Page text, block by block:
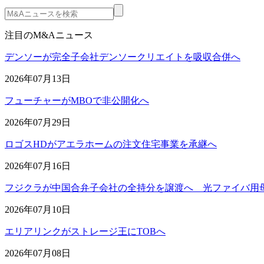
注目のM&Aニュース
デンソーが完全子会社デンソークリエイトを吸収合併へ
2026年07月13日
フューチャーがMBOで非公開化へ
2026年07月29日
ロゴスHDがアエラホームの注文住宅事業を承継へ
2026年07月16日
フジクラが中国合弁子会社の全持分を譲渡へ 光ファイバ
2026年07月10日
エリアリンクがストレージ王にTOBへ
2026年07月08日